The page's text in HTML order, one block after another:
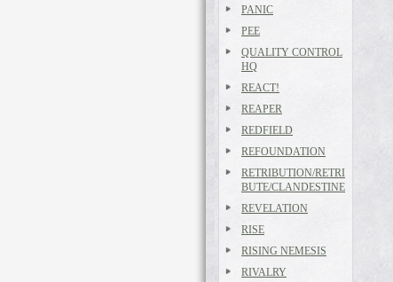
PANIC
PEE
QUALITY CONTROL
HQ
REACT!
REAPER
REDFIELD
REFOUNDATION
RETRIBUTION/RETRI
BUTE/CLANDESTINE
REVELATION
RISE
RISING NEMESIS
RIVALRY